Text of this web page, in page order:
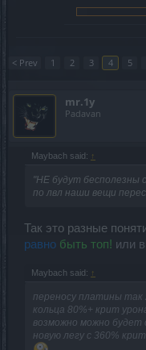
< Prev 1 2 3 4 5
mr.1y
Padavan
Maybach said: ↑
"НЕ будут бесполезны
по лвл наши вещи
Так это разные
равно быть топ! или
Maybach said: ↑
переносу платины так
кольца 80%+ крит
возможно можно
новую легу с 360%